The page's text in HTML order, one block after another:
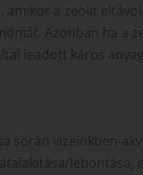
a zeolit
Azonban ha a
leadott káros
során vizeinkben-